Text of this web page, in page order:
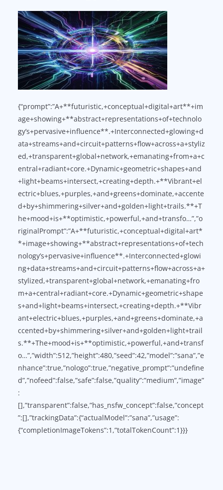
{“prompt”:”A+**futuristic,+conceptual+digital+art**+im
age+showing+**abstract+representations+of+technolo
gy’s+pervasive+influence**.+Interconnected+glowing+d
ata+streams+and+circuit+patterns+flow+across+a+styliz
ed,+transparent+global+network,+emanating+from+a+c
entral+radiant+core.+Dynamic+geometric+shapes+and
+light+beams+intersect,+creating+depth.+**Vibrant+el
ectric+blues,+purples,+and+greens+dominate,+accente
d+by+shimmering+silver+and+golden+light+trails.**+T
he+mood+is+**optimistic,+powerful,+and+transfo…”,”o
riginalPrompt”:”A+**futuristic,+conceptual+digital+art*
*+image+showing+**abstract+representations+of+tech
nology’s+pervasive+influence**.+Interconnected+glowi
ng+data+streams+and+circuit+patterns+flow+across+a+
stylized,+transparent+global+network,+emanating+fro
m+a+central+radiant+core.+Dynamic+geometric+shape
s+and+light+beams+intersect,+creating+depth.+**Vibr
ant+electric+blues,+purples,+and+greens+dominate,+a
ccented+by+shimmering+silver+and+golden+light+trail
s.**+The+mood+is+**optimistic,+powerful,+and+transf
o…”,”width”:512,”height”:480,”seed”:42,”model”:”sana”,”e
nhance”:true,”nologo”:true,”negative_prompt”:”undefine
d”,”nofeed”:false,”safe”:false,”quality”:”medium”,”image”
:
[],”transparent”:false,”has_nsfw_concept”:false,”concept
”:[],”trackingData”:{“actualModel”:”sana”,”usage”:
{“completionImageTokens”:1,”totalTokenCount”:1}}}